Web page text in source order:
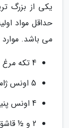
یکی از بزرگ
حداقل مواد
می باشد. موارد
4 تکه مرغ یا شنیسل بدون استخوان
5 اونس ژامبون نازک برش خورده
4 اونس پنیر چدار
2 و ½ قاشق غذاخوری آرد همه منظوره